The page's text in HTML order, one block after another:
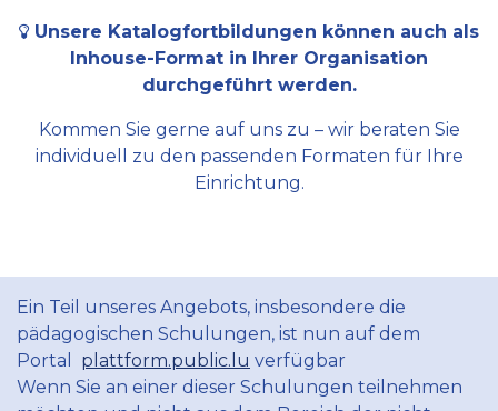
Unsere Katalogfortbildungen können auch als
Inhouse-Format in Ihrer Organisation
durchgeführt werden.
Kommen Sie gerne auf uns zu – wir beraten Sie
individuell zu den passenden Formaten für Ihre
Einrichtung.
Ein Teil unseres Angebots, insbesondere die
pädagogischen Schulungen, ist nun auf dem
Portal plattform.public.lu verfügbar
Wenn Sie an einer dieser Schulungen teilnehmen